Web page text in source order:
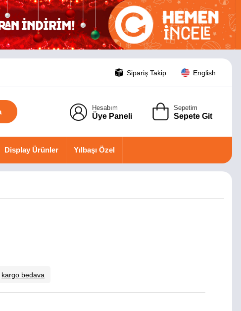
Sipariş Takip English
Hesabım
Üye Paneli
Sepetim
Sepete Git
Display Ürünler Yılbaşı Özel
kargo bedava